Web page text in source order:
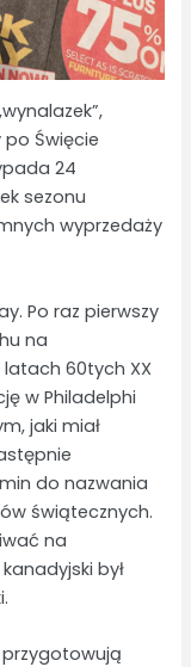
Święcie
24
sezonu
wyprzedaży
Po raz pierwszy
na
latach 60tych XX
w Philadelphi
jaki miał
do nazwania
świątecznych.
na
był
przygotowują